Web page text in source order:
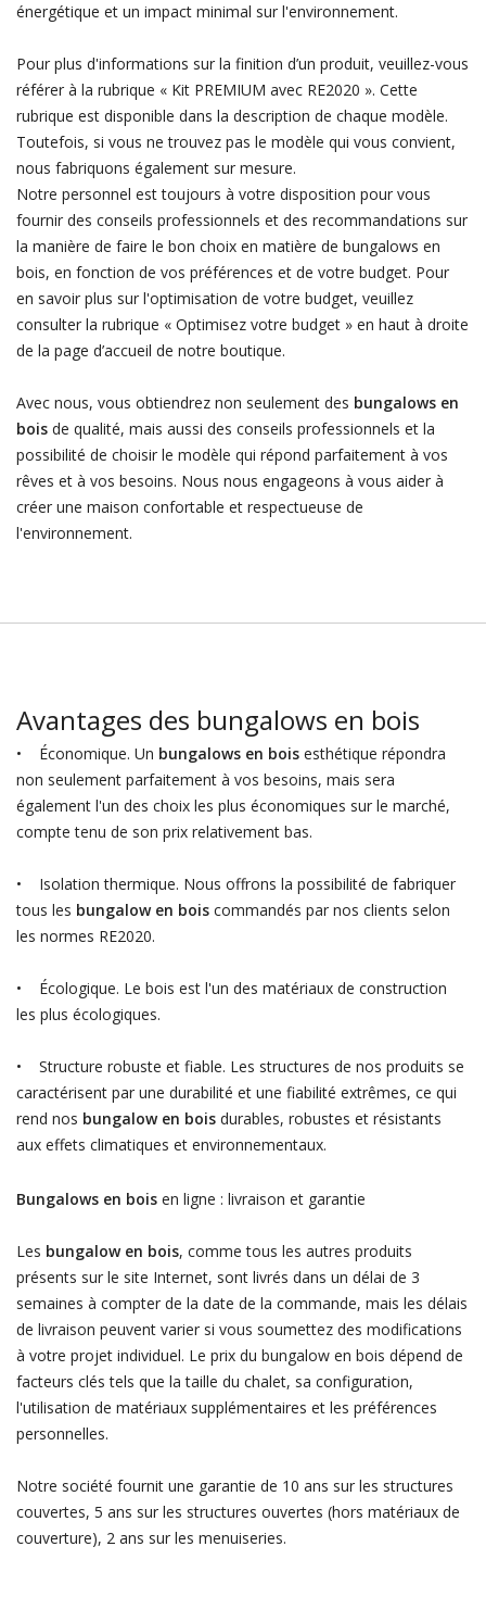
énergétique et un impact minimal sur l'environnement.
Pour plus d'informations sur la finition d’un produit, veuillez-vous
référer à la rubrique « Kit PREMIUM avec RE2020 ». Cette
rubrique est disponible dans la description de chaque modèle.
Toutefois, si vous ne trouvez pas le modèle qui vous convient,
nous fabriquons également sur mesure.
Notre personnel est toujours à votre disposition pour vous
fournir des conseils professionnels et des recommandations sur
la manière de faire le bon choix en matière de bungalows en
bois, en fonction de vos préférences et de votre budget. Pour
en savoir plus sur l'optimisation de votre budget, veuillez
consulter la rubrique « Optimisez votre budget » en haut à droite
de la page d’accueil de notre boutique.
Avec nous, vous obtiendrez non seulement des bungalows en
boisde qualité, mais aussi des conseils professionnels et la
possibilité de choisir le modèle qui répond parfaitement à vos
rêves et à vos besoins. Nous nous engageons à vous aider à
créer une maison confortable et respectueuse de
l'environnement.
Avantages des bungalows en bois
• Économique. Un bungalows en boisesthétique répondra
non seulement parfaitement à vos besoins, mais sera
également l'un des choix les plus économiques sur le marché,
compte tenu de son prix relativement bas.
• Isolation thermique. Nous offrons la possibilité de fabriquer
tous les bungalow en boiscommandés par nos clients selon
les normes RE2020.
• Écologique. Le bois est l'un des matériaux de construction
les plus écologiques.
• Structure robuste et fiable. Les structures de nos produits se
caractérisent par une durabilité et une fiabilité extrêmes, ce qui
rend nos bungalow en bois durables, robustes et résistants
aux effets climatiques et environnementaux.
Bungalows en boisen ligne : livraison et garantie
Les bungalow en bois, comme tous les autres produits
présents sur le site Internet, sont livrés dans un délai de 3
semaines à compter de la date de la commande, mais les délais
de livraison peuvent varier si vous soumettez des modifications
à votre projet individuel. Le prix du bungalow en bois dépend de
facteurs clés tels que la taille du chalet, sa configuration,
l'utilisation de matériaux supplémentaires et les préférences
personnelles.
Notre société fournit une garantie de 10 ans sur les structures
couvertes, 5 ans sur les structures ouvertes (hors matériaux de
couverture), 2 ans sur les menuiseries.